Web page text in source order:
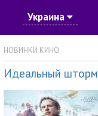
Украина
НОВИНКИ КИНО
Идеальный шторм